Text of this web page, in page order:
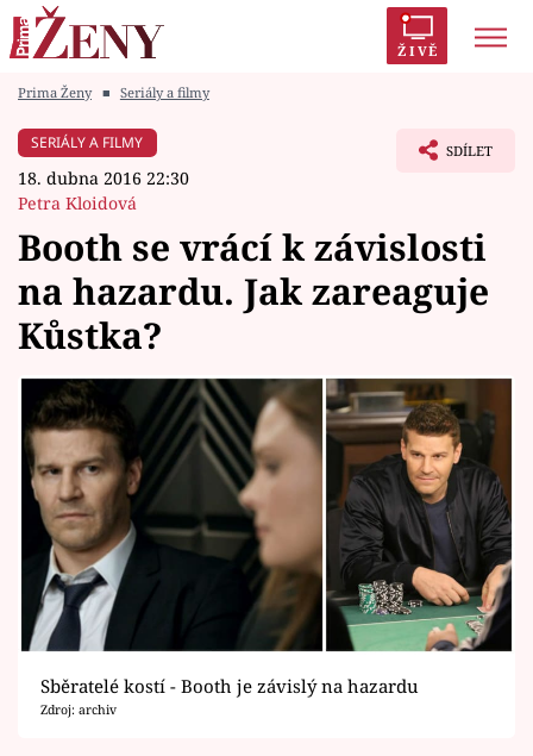
ŽIVĚ
Módní alarm
Témata
Celebrity
Vztahy
Seriály
Horoskopy
Sledujte prima+
Filmový festival Karlovy Vary
Pořady
Prima Ženy ■ Seriály a filmy
SERIÁLY A FILMY
18. dubna 2016 22:30
Petra Kloidová
SDÍLET
Booth se vrácí k závislosti
na hazardu. Jak zareaguje
Kůstka?
Sběratelé kostí - Booth je závislý na hazardu
Zdroj: archiv